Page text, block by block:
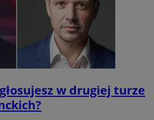
w drugiej turze